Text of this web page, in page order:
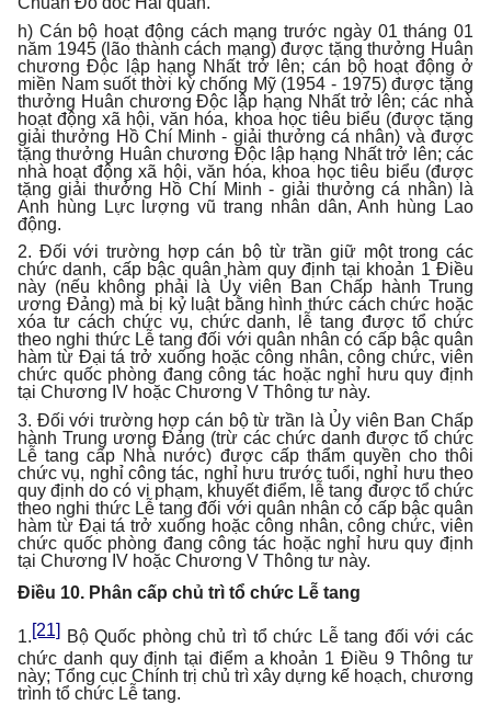
h) Cán bộ hoạt động cách mạng trước ngày 01 tháng 01
năm 1945 (lão thành cách mạng) được tặng thưởng Huân
chương Độc lập hạng Nhất trở lên; cán bộ hoạt động ở
miền Nam suốt thời kỳ chống Mỹ (1954 - 1975) được tặng
thưởng Huân chương Độc lập hạng Nhất trở lên; các nhà
hoạt động xã hội, văn hóa, khoa học tiêu biểu (được tặng
giải thưởng Hồ Chí Minh - giải thưởng cá nhân) và được
tặng thưởng Huân chương Độc lập hạng Nhất trở lên; các
nhà hoạt động xã hội, văn hóa, khoa học tiêu biểu (được
tặng giải thưởng Hồ Chí Minh - giải thưởng cá nhân) là
Anh hùng Lực lượng vũ trang nhân dân, Anh hùng Lao
động.
2. Đối với trường hợp cán bộ từ trần giữ một trong các
chức danh, cấp bậc quân hàm quy định tại khoản 1 Điều
này (nếu không phải là Ủy viên Ban Chấp hành Trung
ương Đảng) mà bị kỷ luật bằng hình thức cách chức hoặc
xóa tư cách chức vụ, chức danh, lễ tang được tổ chức
theo nghi thức Lễ tang đối với quân nhân có cấp bậc quân
hàm từ Đại tá trở xuống hoặc công nhân, công chức, viên
chức quốc phòng đang công tác hoặc nghỉ hưu quy định
tại Chương IV hoặc Chương V Thông tư này.
3. Đối với trường hợp cán bộ từ trần là Ủy viên Ban Chấp
hành Trung ương Đảng (trừ các chức danh được tổ chức
Lễ tang cấp Nhà nước) được cấp thẩm quyền cho thôi
chức vụ, nghỉ công tác, nghỉ hưu trước tuổi, nghỉ hưu theo
quy định do có vi phạm, khuyết điểm, lễ tang được tổ chức
theo nghi thức Lễ tang đối với quân nhân có cấp bậc quân
hàm từ Đại tá trở xuống hoặc công nhân, công chức, viên
chức quốc phòng đang công tác hoặc nghỉ hưu quy định
tại Chương IV hoặc Chương V Thông tư này.
Điều 10. Phân cấp chủ trì tổ chức Lễ tang
1.[21] Bộ Quốc phòng chủ trì tổ chức Lễ tang đối với các
chức danh quy định tại điểm a khoản 1 Điều 9 Thông tư
này; Tổng cục Chính trị chủ trì xây dựng kế hoạch, chương
trình tổ chức Lễ tang.